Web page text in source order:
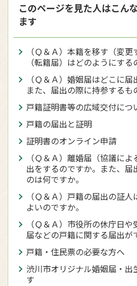
このページを見た人はこん
ます
（Ｑ＆Ａ）本籍を移す（変
（転籍届）はどのようにする
（Ｑ＆Ａ）婚姻届はどこに届
また、届出の際に持参するも
戸籍証明書等の広域交付につ
戸籍の届出と証明
証明書のオンライン申請
（Ｑ＆Ａ）離婚届（協議に
出をするのですか。また、届
のは何ですか。
（Ｑ＆Ａ）戸籍の届出の証
よいのですか。
（Ｑ＆Ａ）市役所の休庁日
届などの戸籍に関する届出が
戸籍・住民票の必要な方へ
渋川市オリジナル婚姻届・出
す